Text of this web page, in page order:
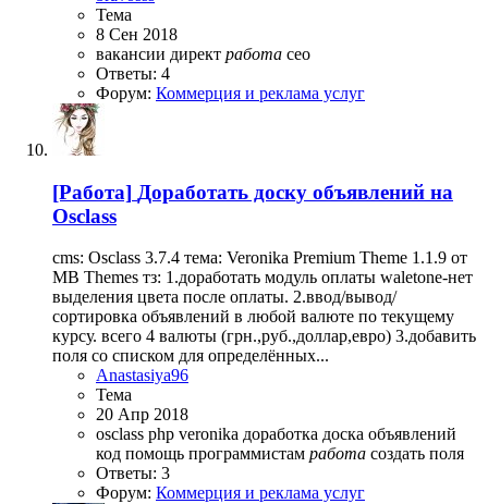
Тема
8 Сен 2018
вакансии директ работа сео
Ответы: 4
Форум: Коммерция и реклама услуг
[Работа] Доработать доску объявлений на
Osclass
cms: Osclass 3.7.4 тема: Veronika Premium Theme 1.1.9 от
MB Themes тз: 1.доработать модуль оплаты waletone-нет
выделения цвета после оплаты. 2.ввод/вывод/
сортировка объявлений в любой валюте по текущему
курсу. всего 4 валюты (грн.,руб.,доллар,евро) 3.добавить
поля со списком для определённых...
Anastasiya96
Тема
20 Апр 2018
osclass php veronika доработка доска объявлений
код помощь программистам работа создать поля
Ответы: 3
Форум: Коммерция и реклама услуг